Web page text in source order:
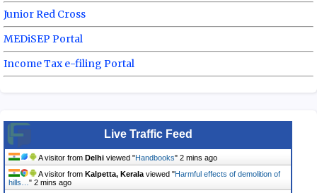
Junior Red Cross
MEDiSEP Portal
Income Tax e-filing Portal
Live Traffic Feed
A visitor from Delhi viewed "Handbooks" 2 mins ago
A visitor from Kalpetta, Kerala viewed "Harmful effects of demolition of
hills… " 2 mins ago